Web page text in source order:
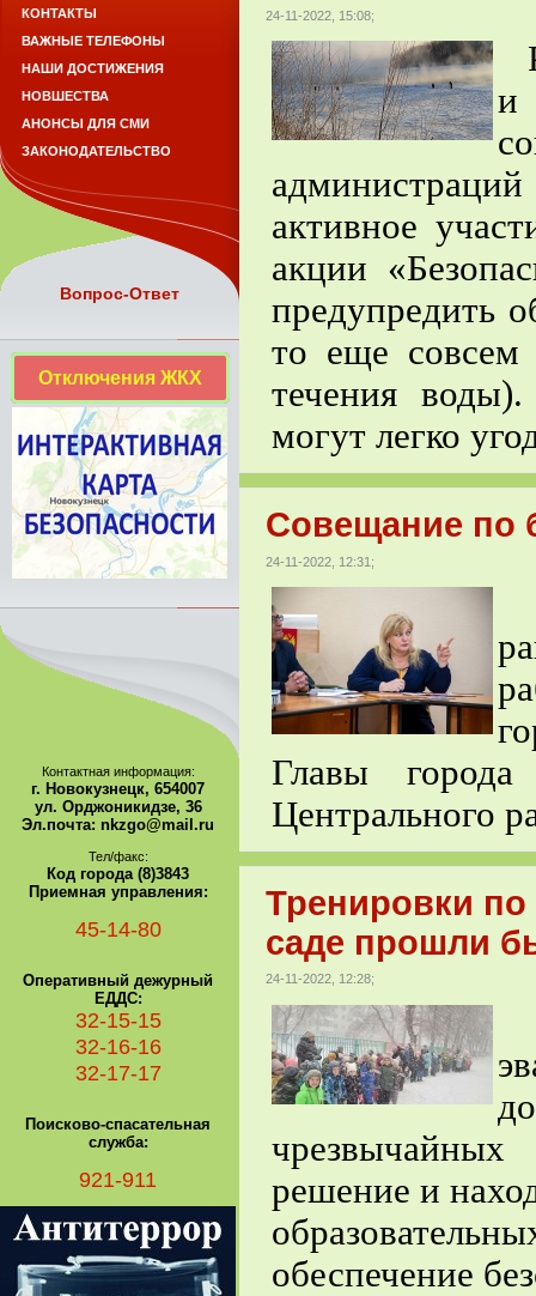
24-11-2022, 15:08;
и
активное
акции
предупредить
то еще совсем
течения
могут легко
Совещание по
24-11-2022, 12:31;
Главы города
Центрального
Тренировки по
саде прошли
24-11-2022, 12:28;
решение и
обеспечение
КОНТАКТЫ
ВАЖНЫЕ ТЕЛЕФОНЫ
НАШИ ДОСТИЖЕНИЯ
НОВШЕСТВА
АНОНСЫ ДЛЯ СМИ
ЗАКОНОДАТЕЛЬСТВО
Вопрос-Ответ
Отключения ЖКХ
Контактная информация:
г. Новокузнецк, 654007
ул. Орджоникидзе, 36
Эл.почта: nkzgo@mail.ru
Тел/факс:
Код города (8)3843
Приемная управления:
45-14-80
Оперативный дежурный
ЕДДС:
32-15-15
32-16-16
32-17-17
Поисково-спасательная
служба:
921-911